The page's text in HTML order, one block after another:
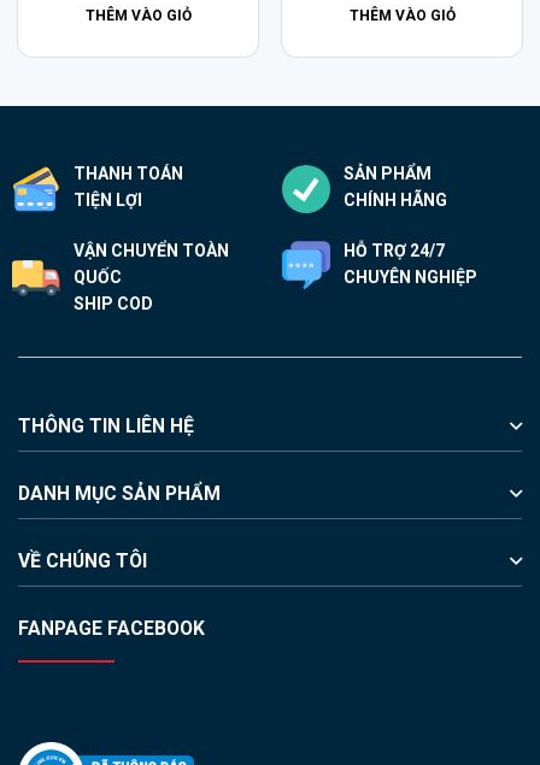
VÀO GIỎ THÊM VÀO GIỎ
THANH TOÁN
TIỆN LỢI
SẢN PHẨM
CHÍNH HÃNG
VẬN CHUYỂN TOÀN
QUỐC
SHIP COD
HỖ TRỢ 24/7
CHUYÊN NGHIỆP
THÔNG TIN LIÊN HỆ
DANH MỤC SẢN PHẨM
VỀ CHÚNG TÔI
FANPAGE FACEBOOK